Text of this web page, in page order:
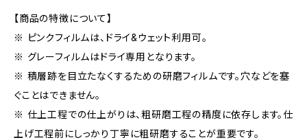
【商品の特徴について】
※ ピンクフィルムは、ドライ&ウェット利用可。
※ グレーフィルムはドライ専用となります。
※ 積層跡を目立たなくするための研磨フィルムです。穴などを塞
ぐことはできません。
※ 仕上工程での仕上がりは、粗研磨工程の精度に依存します。仕
上げ工程前にしっかり丁寧に粗研磨することが重要です。